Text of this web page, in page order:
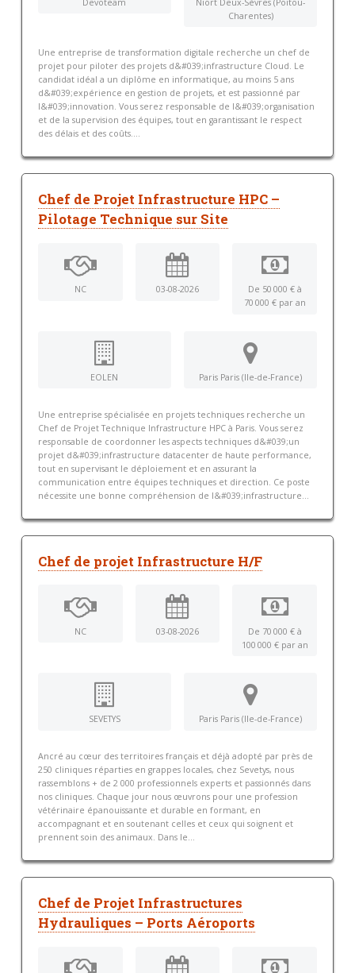
Charentes)
Une entreprise de transformation digitale recherche un chef de
projet pour piloter des projets d&#039;infrastructure Cloud. Le
candidat idéal a un diplôme en informatique, au moins 5 ans
d&#039;expérience en gestion de projets, et est passionné par
l&#039;innovation. Vous serez responsable de l&#039;organisation
et de la supervision des équipes, tout en garantissant le respect
des délais et des coûts....
Chef de Projet Infrastructure HPC –
Pilotage Technique sur Site
NC 03-08-2026
De 50 000 € à
70 000 € par an
EOLEN Paris Paris (Ile-de-France)
Une entreprise spécialisée en projets techniques recherche un
Chef de Projet Technique Infrastructure HPC à Paris. Vous serez
responsable de coordonner les aspects techniques d&#039;un
projet d&#039;infrastructure datacenter de haute performance,
tout en supervisant le déploiement et en assurant la
communication entre équipes techniques et direction. Ce poste
nécessite une bonne compréhension de l&#039;infrastructure...
Chef de projet Infrastructure H/F
NC 03-08-2026
De 70 000 € à
100 000 € par an
SEVETYS Paris Paris (Ile-de-France)
Ancré au cœur des territoires français et déjà adopté par près de
250 cliniques réparties en grappes locales, chez Sevetys, nous
rassemblons + de 2 000 professionnels experts et passionnés dans
nos cliniques. Chaque jour nous œuvrons pour une profession
vétérinaire épanouissante et durable en formant, en
accompagnant et en soutenant celles et ceux qui soignent et
prennent soin des animaux. Dans le...
Chef de Projet Infrastructures
Hydrauliques – Ports Aéroports